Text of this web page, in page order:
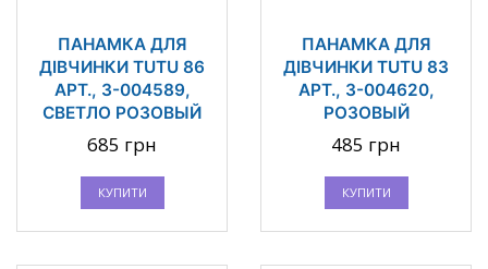
ПАНАМКА ДЛЯ
ДІВЧИНКИ TUTU 86
АРТ., 3-004589,
СВЕТЛО РОЗОВЫЙ
685 грн
КУПИТИ
ПАНАМКА ДЛЯ
ДІВЧИНКИ TUTU 83
АРТ., 3-004620,
РОЗОВЫЙ
485 грн
КУПИТИ